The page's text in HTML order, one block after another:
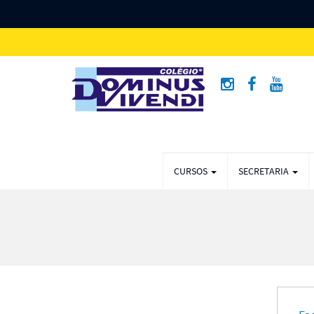
CURSOS SECRETARIA